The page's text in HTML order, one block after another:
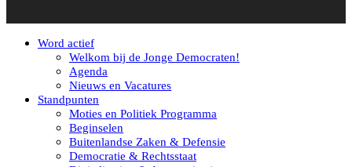
Word actief
Welkom bij de Jonge Democraten!
Agenda
Nieuws en Vacatures
Standpunten
Moties en Politiek Programma
Beginselen
Buitenlandse Zaken & Defensie
Democratie & Rechtsstaat